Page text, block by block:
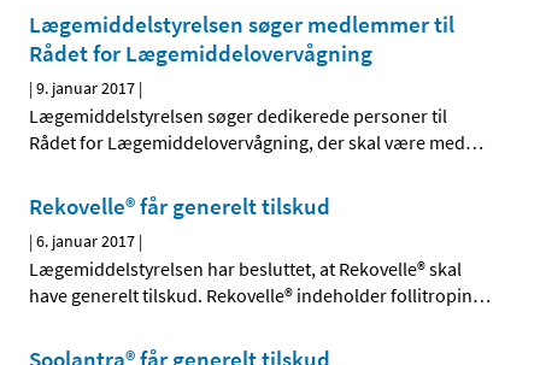
Lægemiddelstyrelsen søger medlemmer til
Rådet for Lægemiddelovervågning
|9. januar 2017 |
Lægemiddelstyrelsen søger dedikerede personer til
Rådet for Lægemiddelovervågning, der skal være med…
Rekovelle® får generelt tilskud
|6. januar 2017 |
Lægemiddelstyrelsen har besluttet, at Rekovelle® skal
have generelt tilskud. Rekovelle® indeholder follitropin…